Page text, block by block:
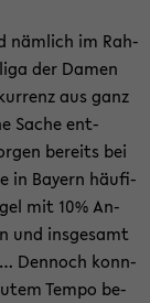
näm­lich im Rah­
der Damen
aus ganz
Sache ent­
be­reits bei
in Bay­ern häu­fi­
mit 10% An­
und ins­ge­samt
Den­noch konn­
Tempo be­